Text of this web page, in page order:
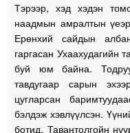
Тэрээр, хэд хэдэн
наадмын амралтын
Ерөнхий сайдын
гаргасан Ухаахудагийн
буй юм байна.
тавдугаар сарын
цугларсан
бэлдэж хэвлүүлсэн.
ботид, Тавантолгойн